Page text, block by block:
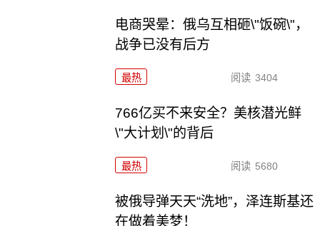
电商哭晕：俄乌互相砸\"饭碗\"，
战争已没有后方
最热 阅读 3404
766亿买不来安全？美核潜光鲜
\"大计划\"的背后
最热 阅读 5680
被俄导弹天天“洗地”，泽连斯基还
在做着美梦！